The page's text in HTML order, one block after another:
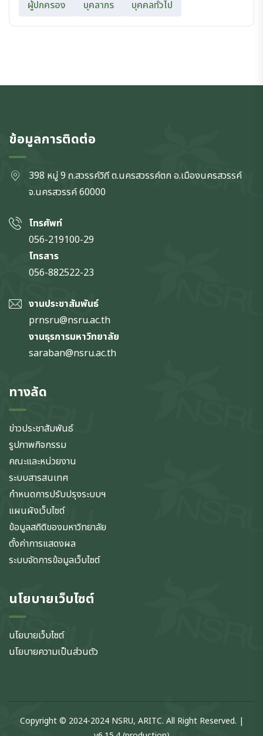
ผู้ปกครอง
บุคลากร บุคคลทั่วไป
ข้อมูลการติดต่อ
398 หมู่ 9 ถ.สวรรค์วิถี ต.นครสวรรค์ตก อ.เมืองนครสวรรค์
จ.นครสวรรค์60000
โทรศัพท์
056-219100-29
โทรสาร
056-882522-23
งานประชาสัมพันธ์
prnsru@nsru.ac.th
งานธุรการมหาวิทยาลัย
saraban@nsru.ac.th
ทางลัด
ข่าวประชาสัมพันธ์
รูปภาพกิจกรรม
คณะและหน่วยงาน
ระบบสารสนเทศ
กำหนดการปรับปรุงระบบฯ
แผนผังเว็บไซต์
ข้อมูลสถิติของมหาวิทยาลัย
ตั้งค่าการแสดงผล
ระบบจัดการข้อมูลเว็บไซต์
นโยบายเว็บไซต์
นโยบายเว็บไซต์
นโยบายความเป็นส่วนตัว
Copyright © 2024-2024 NSRU, ARITC. All Right Reserved. |